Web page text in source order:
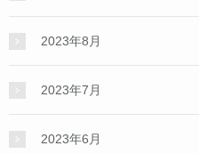
2023年8月
2023年7月
2023年6月